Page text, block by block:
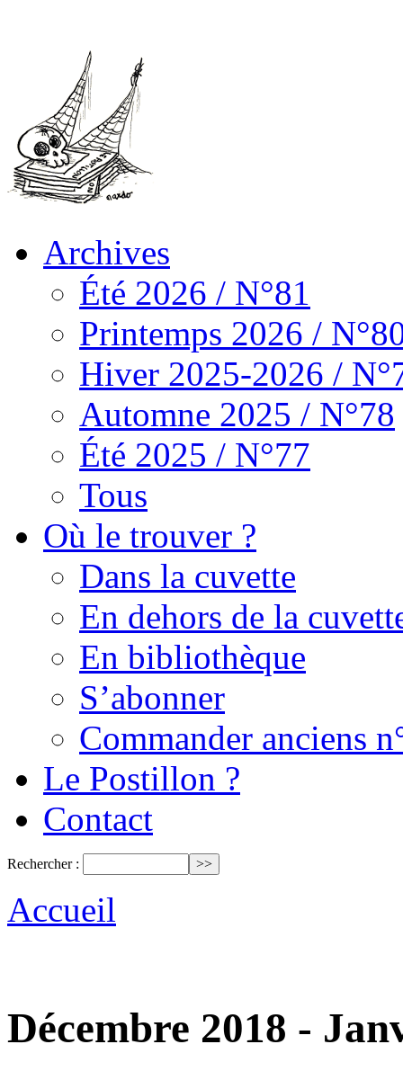
Archives
Été 2026 / N°81
Printemps 2026 /
Hiver 2025-2026 /
Automne 2025 / N°78
Été 2025 / N°77
Tous
Où le trouver ?
Dans la cuvette
En dehors de la
En bibliothèque
S’abonner
Commander anciens
Le Postillon ?
Contact
Rechercher :
Accueil
Décembre 2018 -